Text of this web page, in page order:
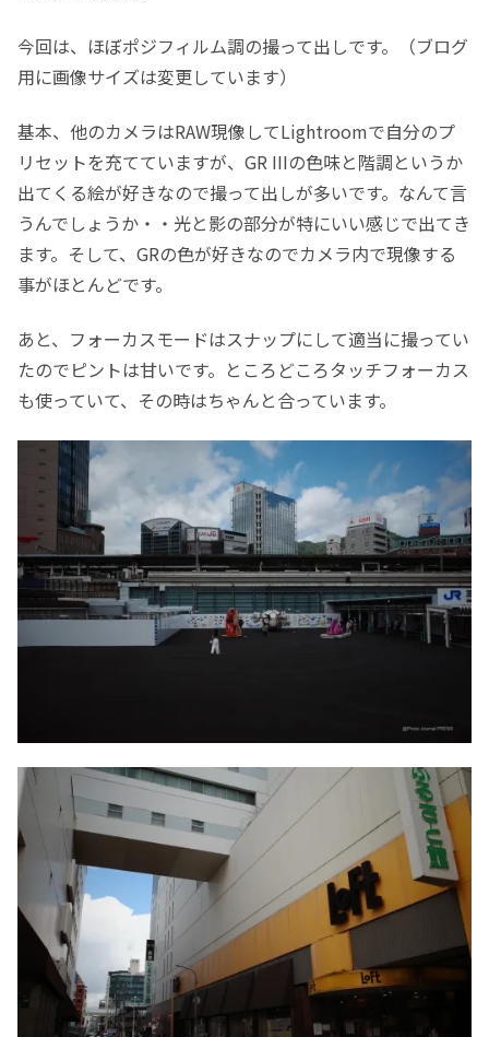
今回は、ほぼポジフィルム調の撮って出しです。（ブログ
用に画像サイズは変更しています）
基本、他のカメラはRAW現像してLightroomで自分のプ
リセットを充てていますが、GR IIIの色味と階調というか
出てくる絵が好きなので撮って出しが多いです。なんて言
うんでしょうか・・光と影の部分が特にいい感じで出てき
ます。そして、GRの色が好きなのでカメラ内で現像する
事がほとんどです。
あと、フォーカスモードはスナップにして適当に撮ってい
たのでピントは甘いです。ところどころタッチフォーカス
も使っていて、その時はちゃんと合っています。